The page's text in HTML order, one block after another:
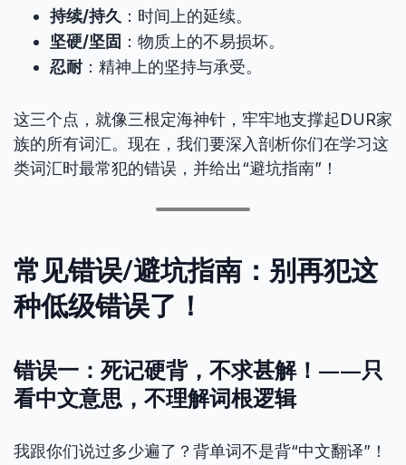
持续/持久 ：时间上的延续。
坚硬/坚固 ：物质上的不易损坏。
忍耐 ：精神上的坚持与承受。
这三个点，就像三根定海神针，牢牢地支撑起DUR家
族的所有词汇。现在，我们要深入剖析你们在学习这
类词汇时最常犯的错误，并给出“避坑指南”！
常见错误/避坑指南：别再犯这
种低级错误了！
错误一：死记硬背，不求甚解！——只
看中文意思，不理解词根逻辑
我跟你们说过多少遍了？背单词不是背“中文翻译”！